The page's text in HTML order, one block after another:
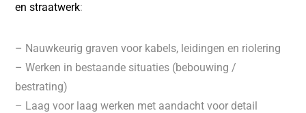
en straatwerk:
– Nauwkeurig graven voor kabels, leidingen en riolering
– Werken in bestaande situaties (bebouwing /
bestrating)
– Laag voor laag werken met aandacht voor detail